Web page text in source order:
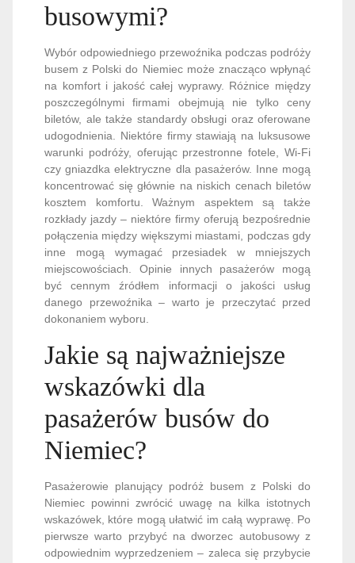
busowymi?
Wybór odpowiedniego przewoźnika podczas podróży
busem z Polski do Niemiec może znacząco wpłynąć
na komfort i jakość całej wyprawy. Różnice między
poszczególnymi firmami obejmują nie tylko ceny
biletów, ale także standardy obsługi oraz oferowane
udogodnienia. Niektóre firmy stawiają na luksusowe
warunki podróży, oferując przestronne fotele, Wi-Fi
czy gniazdka elektryczne dla pasażerów. Inne mogą
koncentrować się głównie na niskich cenach biletów
kosztem komfortu. Ważnym aspektem są także
rozkłady jazdy – niektóre firmy oferują bezpośrednie
połączenia między większymi miastami, podczas gdy
inne mogą wymagać przesiadek w mniejszych
miejscowościach. Opinie innych pasażerów mogą
być cennym źródłem informacji o jakości usług
danego przewoźnika – warto je przeczytać przed
dokonaniem wyboru.
Jakie są najważniejsze
wskazówki dla
pasażerów busów do
Niemiec?
Pasażerowie planujący podróż busem z Polski do
Niemiec powinni zwrócić uwagę na kilka istotnych
wskazówek, które mogą ułatwić im całą wyprawę. Po
pierwsze warto przybyć na dworzec autobusowy z
odpowiednim wyprzedzeniem – zaleca się przybycie